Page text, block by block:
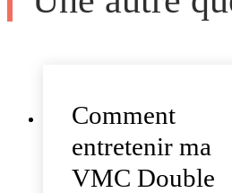
Comment
entretenir ma
VMC Double